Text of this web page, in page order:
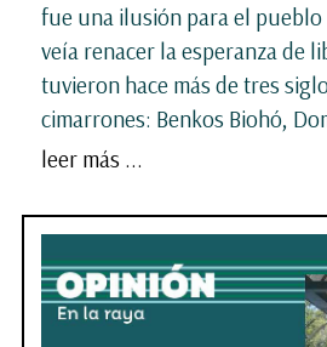
fue una ilusión para el
veía renacer la esperanza de
tuvieron hace más de tres
cimarrones: Benkos Biohó,
leer más ...